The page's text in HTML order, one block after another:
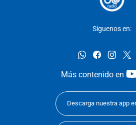
Síguenos en:
whatsappfacebook
Más contenido en
Descarga nuestra app